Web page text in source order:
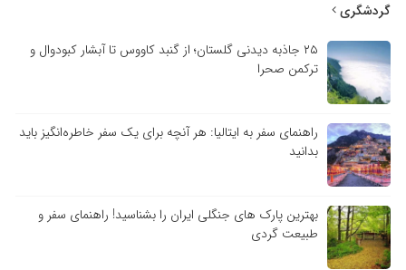
گردشگری
۲۵ جاذبه دیدنی گلستان؛ از گنبد کاووس تا آبشار کبودوال و
ترکمن صحرا
راهنمای سفر به ایتالیا: هر آنچه برای یک سفر خاطره‌انگیز باید
بدانید
بهترین پارک های جنگلی ایران را بشناسید! راهنمای سفر و
طبیعت گردی